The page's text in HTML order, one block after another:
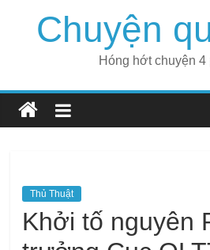
Chuyện
Hóng hớt chuyện
Thủ Thuật
Khởi tố nguyên